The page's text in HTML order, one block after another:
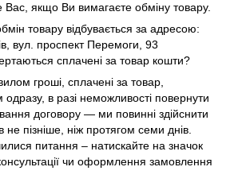
Вас, якщо Ви вимагаєте обміну товару.
товару відбувається за адресою:
вул. проспект Перемоги, 93
сплачені за товар кошти?
гроші, сплачені за товар,
в разі неможливості повернути
договору — ми повинні здійснити
не пізніше, ніж протягом семи днів.
питання – натискайте на значок
чи оформлення замовлення